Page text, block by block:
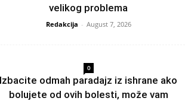
velikog problema
Redakcija - August 7, 2026
0
Izbacite odmah paradajz iz ishrane ako
bolujete od ovih bolesti, može vam